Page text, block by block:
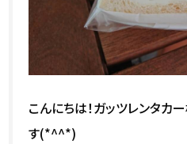
こんにちは！ガッツレンタカ
す(*^^*)